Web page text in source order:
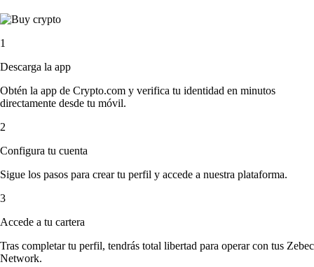
1
Descarga la app
Obtén la app de Crypto.com y verifica tu identidad en minutos
directamente desde tu móvil.
2
Configura tu cuenta
Sigue los pasos para crear tu perfil y accede a nuestra plataforma.
3
Accede a tu cartera
Tras completar tu perfil, tendrás total libertad para operar con tus Zebec
Network.